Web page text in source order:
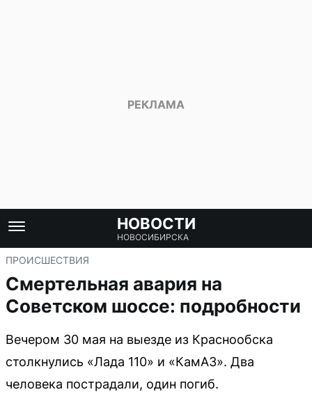
НОВОСТИ
НОВОСИБИРСКА
ПРОИСШЕСТВИЯ
Смертельная авария на
Советском шоссе: подробности
Вечером 30 мая на выезде из Краснообска
столкнулись «Лада 110» и «КамАЗ». Два
человека пострадали, один погиб.